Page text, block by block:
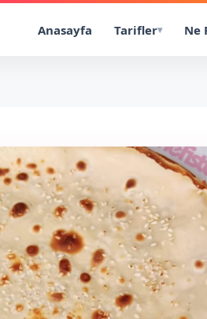
Anasayfa Tarifler Ne